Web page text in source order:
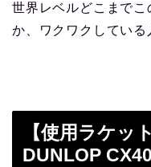
世界レベルどこまで
か、ワクワクしている
【使用ラケット
DUNLOP